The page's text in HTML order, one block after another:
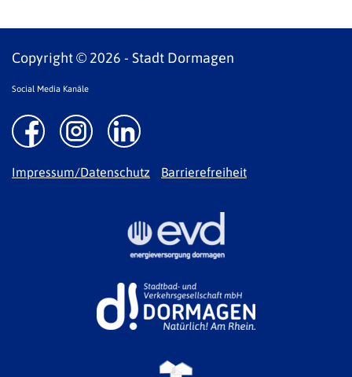
Copyright © 2026 - Stadt Dormagen
Social Media Kanäle
Impressum/Datenschutz Barrierefreiheit